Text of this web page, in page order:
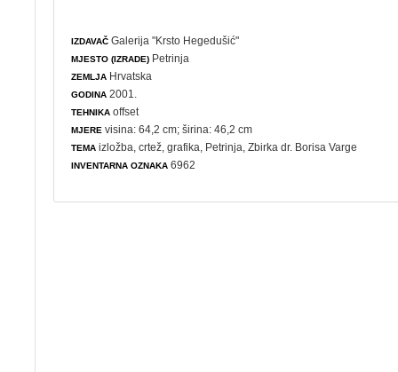
IZDAVAČ Galerija "Krsto Hegedušić"
MJESTO (IZRADE) Petrinja
ZEMLJA Hrvatska
GODINA 2001.
TEHNIKA offset
MJERE visina: 64,2 cm; širina: 46,2 cm
TEMA izložba ,crtež ,grafika , Petrinja, Zbirka dr. Borisa Varge
INVENTARNA OZNAKA 6962